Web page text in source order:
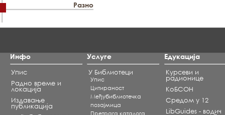
Разно
Инфо
Упис
Радно време и
локација
Издавање
публикација
Услуге
У Библиотеци
Упис
Цитираност
Међубиблиотечка
позајмица
Едукација
Курсеви и
радионице
КоБСОН
Средом у 12
LibGuides - водич